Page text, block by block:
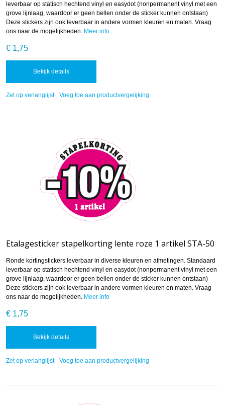
leverbaar op statisch hechtend vinyl en easydot (nonpermanent vinyl met een
grove lijnlaag, waardoor er geen bellen onder de sticker kunnen ontstaan)
Deze stickers zijn ook leverbaar in andere vormen kleuren en maten. Vraag
ons naar de mogelijkheden. Meer info
€ 1,75
Bekijk details
Zet op verlanglijst Voeg toe aan productvergelijking
Etalagesticker stapelkorting lente roze 1 artikel STA-50
Ronde kortingstickers leverbaar in diverse kleuren en afmetingen. Standaard
leverbaar op statisch hechtend vinyl en easydot (nonpermanent vinyl met een
grove lijnlaag, waardoor er geen bellen onder de sticker kunnen ontstaan)
Deze stickers zijn ook leverbaar in andere vormen kleuren en maten. Vraag
ons naar de mogelijkheden. Meer info
€ 1,75
Bekijk details
Zet op verlanglijst Voeg toe aan productvergelijking